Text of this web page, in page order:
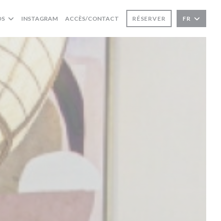
INSTAGRAM((OUVRE UNE NOUVELLE FENÊTRE))
ACCÈS/CONTACT RÉSERVER FR